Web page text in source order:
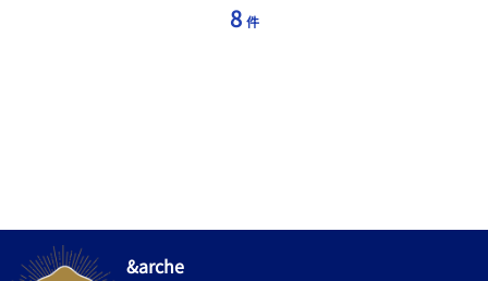
8 件
&arche